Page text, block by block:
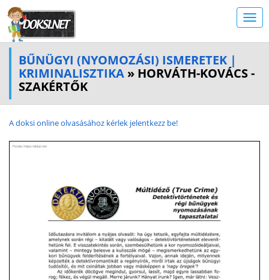
BŰNÜGYI (NYOMOZÁSI) ISMERETEK |
KRIMINALISZTIKA » HORVÁTH-KOVÁCS -
SZAKÉRTŐK
A doksi online olvasásához kérlek jelentkezz be!